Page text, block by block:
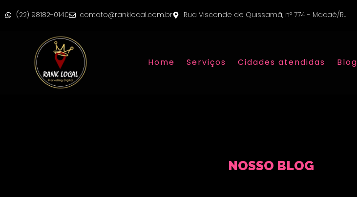
(22) 98182-0140 contato@ranklocal.com.br Rua Visconde de Quissamã, nº 774 - Macaé/RJ
Home Serviços Cidades atendidas Blog
NOSSO BLOG